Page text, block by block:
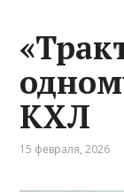
КХЛ
15 февраля, 2026